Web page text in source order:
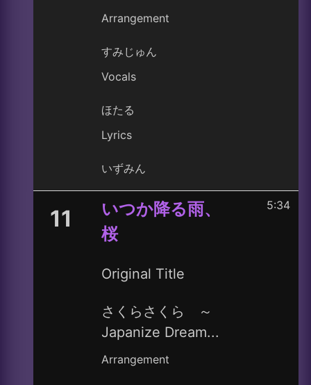
Arrangement
すみじゅん
Vocals
ほたる
Lyrics
いずみん
11
いつか降る雨、
桜
Original Title
さくらさくら ～
Japanize Dream...
Arrangement
5:34